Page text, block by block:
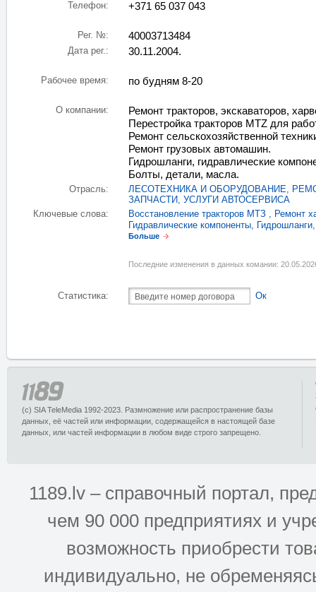
Телефон: +371 65 037 043
Рег. №: 40003713484
Дата рег.: 30.11.2004.
Рабочее время: по будням 8-20
О компании:
Ремонт тракторов, экскаваторов,
Перестройка тракторов MTZ для
Ремонт сельскохозяйственной
Ремонт грузовых автомашин.
Гидрошланги, гидравлические
Болты, детали, масла.
Отрасль: ЛЕСОТЕХНИКА И ОБОРУДОВАНИЕ,
ЗАПЧАСТИ, УСЛУГИ АВТОСЕРВИСА
Ключевые слова:
Восстановление тракторов МТЗ , Ремонт
Гидравлические компоненты, Гидрошланги
Больше
Последние изменения в данных комании:
Статистика: Ок
(c) SIA TeleMedia 1992-2023. Размножение или распространение базы
данных, её частей или информации, содержащейся в настоящей базе
данных, или частей информации в любом виде строго запрещено.
1189.lv – справочный портал,
чем 90 000 предприятиях и
возможность приобрести
индивидуально, не